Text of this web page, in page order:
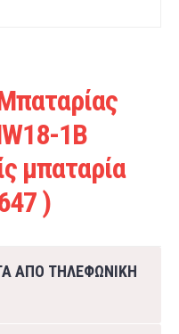
1B
μπαταρία
)
ΑΠΟ ΤΗΛΕΦΩΝΙΚΗ